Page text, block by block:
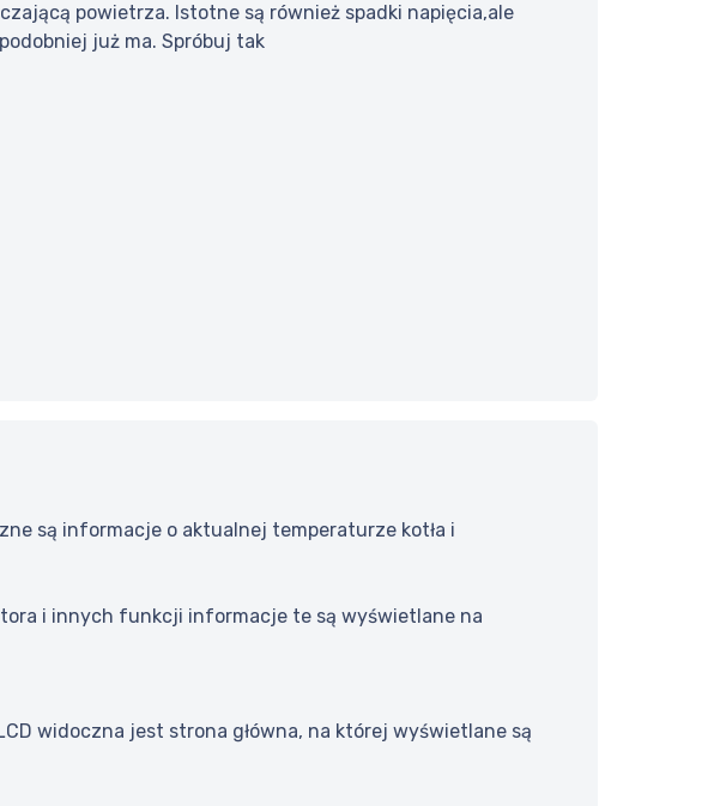
powietrza. Istotne są również spadki napięcia,ale
już ma. Spróbuj tak
są informacje o aktualnej temperaturze kotła i
i innych funkcji informacje te są wyświetlane na
widoczna jest strona główna, na której wyświetlane są